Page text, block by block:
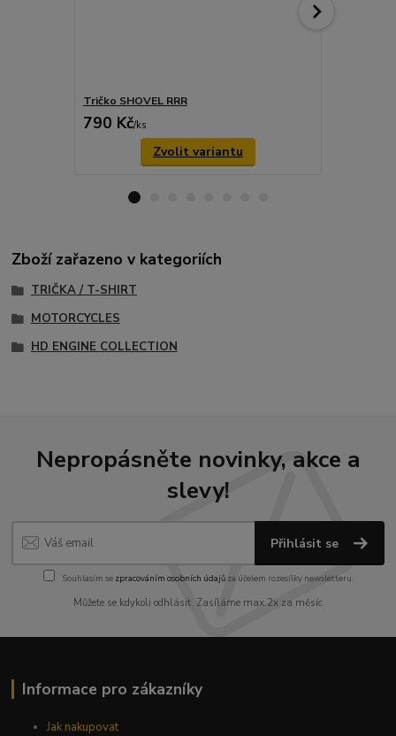
Tričko SHOVEL RRR
790 Kč/ks
Zvolit variantu
Zboží zařazeno v kategoriích
TRIČKA / T-SHIRT
MOTORCYCLES
HD ENGINE COLLECTION
Nepropásněte novinky, akce a
slevy!
Přihlásit se
Souhlasím se zpracováním osobních údajůza účelem rozesílky newsletteru.
Můžete se kdykoli odhlásit. Zasíláme max.2x za měsíc
Informace pro zákazníky
Jak nakupovat